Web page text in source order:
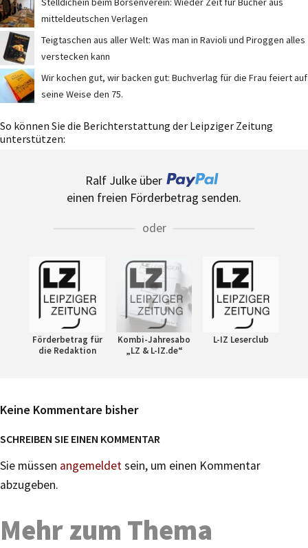
mitteldeutschen Verlagen
Teigtaschen aus aller Welt: Was man in Ravioli und Piroggen alles
verstecken kann
Wir kochen gut, wir backen gut: Buchverlag für die Frau feiert auf
seine Weise den 75.
So können Sie die Berichterstattung der Leipziger Zeitung
unterstützen:
Ralf Julke über
einen freien Förderbetrag senden.
oder
Förderbetrag für
die Redaktion
Kombi-Jahresabo
„LZ & L-IZ.de“
L-IZ Leserclub
Keine Kommentare bisher
SCHREIBEN SIE EINEN KOMMENTAR
Sie müssen angemeldetsein, um einen Kommentar
abzugeben.
Mehr zum Thema